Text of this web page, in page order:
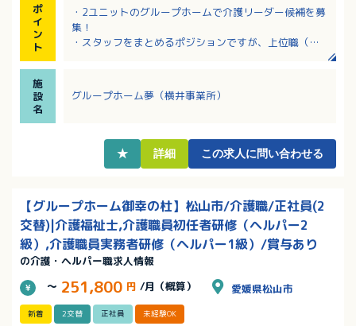
ポ
イ
ン
ト
・2ユニットのグループホームで介護リーダー候補を募
集！
・スタッフをまとめるポジションですが、上位職（主
い施設！
・キャリアアップを目指す方必見！マネジメント経験
保育手当も支給あり！
施
設
名
グループホーム夢（横井事業所）
★ 詳細 この求人に問い合わせる
【グループホーム御幸の杜】松山市/介護職/正社員(2
交替)|介護福祉士,介護職員初任者研修（ヘルパー2
級）,介護職員実務者研修（ヘルパー1級）/賞与あり
の介護・ヘルパー職求人情報
～ 251,800 円 /月（概算） 愛媛県松山市
新着 2交替 正社員 未経験OK